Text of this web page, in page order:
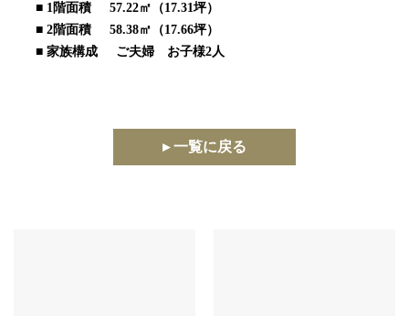
■ 1階面積 57.22㎡（17.31坪）
■ 2階面積 58.38㎡（17.66坪）
■ 家族構成 ご夫婦 お子様2人
▸ 一覧に戻る